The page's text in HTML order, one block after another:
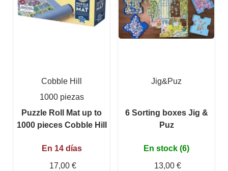
Cobble Hill
1000 piezas
Puzzle Roll Mat up to
1000 pieces Cobble Hill
En 14 días
17,00 €
Jig&Puz
6 Sorting boxes Jig &
Puz
En stock (6)
13,00 €